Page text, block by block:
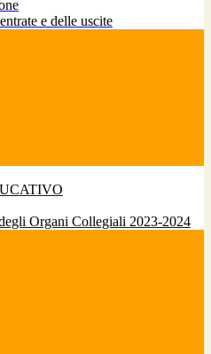
e delle uscite
Organi Collegiali 2023-2024